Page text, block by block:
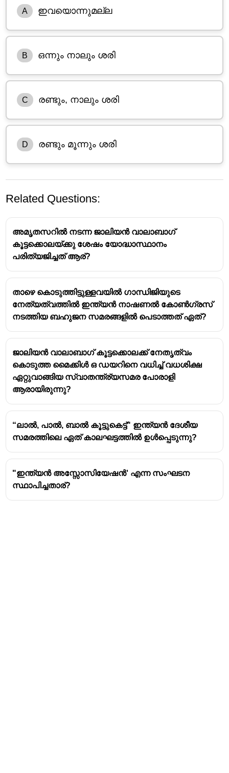
A ഇവയൊന്നുമല്ല
B ഒന്നും നാലും ശരി
C രണ്ടും, നാലും ശരി
D രണ്ടും മൂന്നും ശരി
Related Questions:
അമൃതസറിൽ നടന്ന ജാലിയൻ വാലാബാഗ്
കൂട്ടക്കൊലയ്ക്കു ശേഷം യോദ്ധാസ്ഥാനം
പരിത്യജിച്ചത് ആര്?
താഴെ കൊടുത്തിട്ടുള്ളവയിൽ ഗാന്ധിജിയുടെ
നേത്യത്വത്തിൽ ഇന്ത്യൻ നാഷണൽ കോൺഗ്രസ്
നടത്തിയ ബഹുജന സമരങ്ങളിൽ പെടാത്തത് ഏത്?
ജാലിയൻ വാലാബാഗ് കൂട്ടക്കൊലക്ക് നേതൃത്വം
കൊടുത്ത മൈക്കിൾ ഒ ഡയറിനെ വധിച്ച് വധശിക്ഷ
ഏറ്റുവാങ്ങിയ സ്വാതന്ത്ര്യസമര പോരാളി
ആരായിരുന്നു?
“ലാൽ, പാൽ, ബാൽ കൂട്ടുകെട്ട്" ഇന്ത്യൻ ദേശീയ
സമരത്തിലെ ഏത് കാലഘട്ടത്തിൽ ഉൾപ്പെടുന്നു?
"ഇന്ത്യൻ അസ്സോസിയേഷൻ' എന്ന സംഘടന
സ്ഥാപിച്ചതാര്?